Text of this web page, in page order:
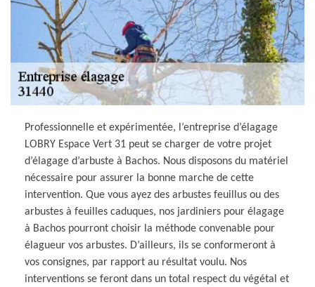
Professionnelle et expérimentée, l’entreprise d’élagage
LOBRY Espace Vert 31 peut se charger de votre projet
d’élagage d’arbuste à Bachos. Nous disposons du matériel
nécessaire pour assurer la bonne marche de cette
intervention. Que vous ayez des arbustes feuillus ou des
arbustes à feuilles caduques, nos jardiniers pour élagage
à Bachos pourront choisir la méthode convenable pour
élagueur vos arbustes. D’ailleurs, ils se conformeront à
vos consignes, par rapport au résultat voulu. Nos
interventions se feront dans un total respect du végétal et